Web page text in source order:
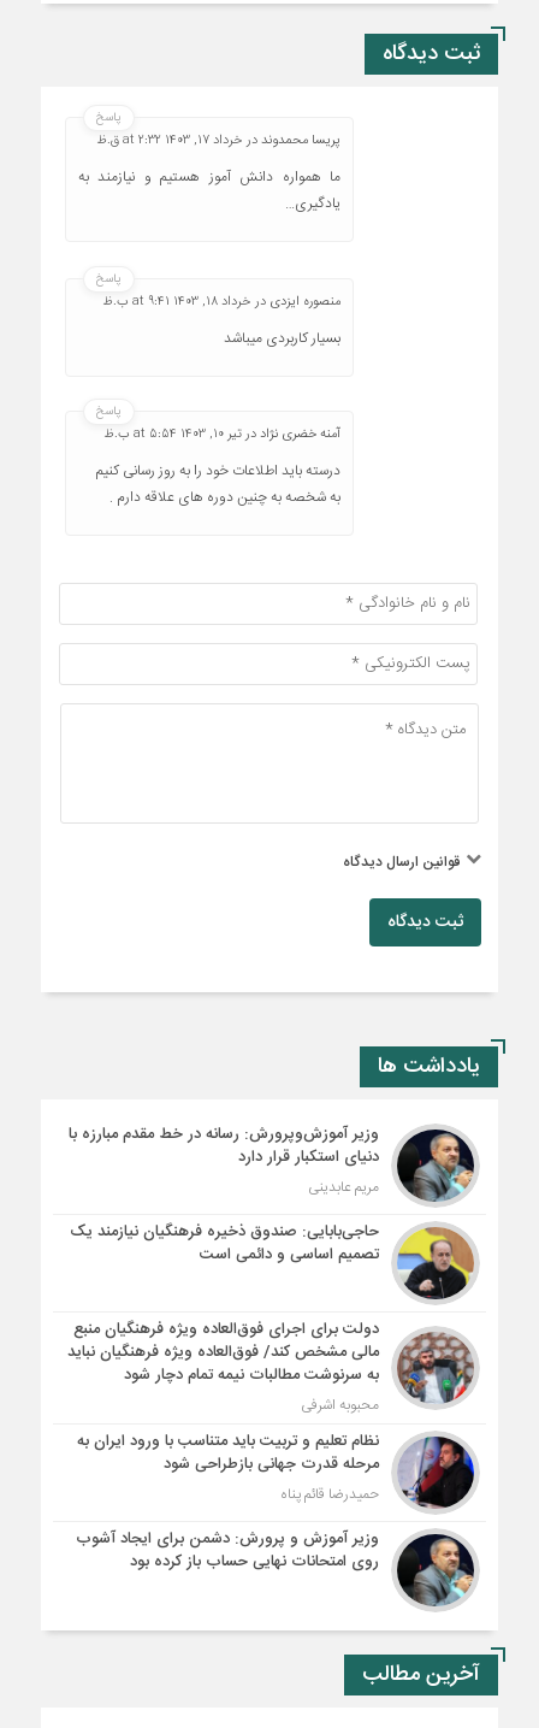
ثبت دیدگاه
پریسا محمدونددر خرداد 17, 1403 at 2:32 ق.ظ
ما همواره دانش آموز هستیم و نیازمند به
یادگیری…
پاسخ
منصوره ایزدی در خرداد 18, 1403 at 9:41 ب.ظ
بسیار کاربردی میباشد
پاسخ
آمنه خضری نژاددر تیر 10, 1403 at 5:54 ب.ظ
درسته باید اطلاعات خود را به روز رسانی کنیم
به شخصه به چنین دوره های علاقه دارم .
پاسخ
قوانین ارسال دیدگاه
ثبت دیدگاه
یادداشت ها
وزیر آموزش‌وپرورش: رسانه در خط مقدم مبارزه با
دنیای استکبار قرار دارد
مریم عابدینی
حاجی‌بابایی: صندوق ذخیره فرهنگیان نیازمند یک
تصمیم اساسی و دائمی است
دولت برای اجرای فوق‌العاده ویژه فرهنگیان منبع
مالی مشخص کند/ فوق‌العاده ویژه فرهنگیان نباید
به سرنوشت مطالبات نیمه‌ تمام دچار شود
محبوبه اشرفی
نظام تعلیم و تربیت باید متناسب با ورود ایران به
مرحله قدرت جهانی بازطراحی شود
حمیدرضا قائم پناه
وزیر آموزش و پرورش: دشمن برای ایجاد آشوب
روی امتحانات نهایی حساب باز کرده بود
آخرین مطالب